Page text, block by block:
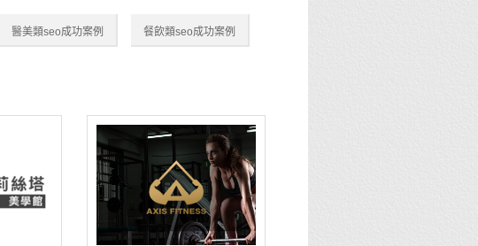
醫美類seo成功案例 餐飲類seo成功案例